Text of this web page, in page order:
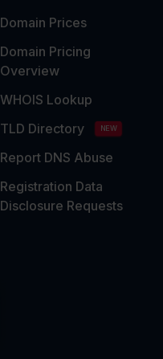
Domain Prices
Domain Pricing
Overview
WHOIS Lookup
TLD Directory
NEW
Report DNS Abuse
Registration Data
Disclosure Requests